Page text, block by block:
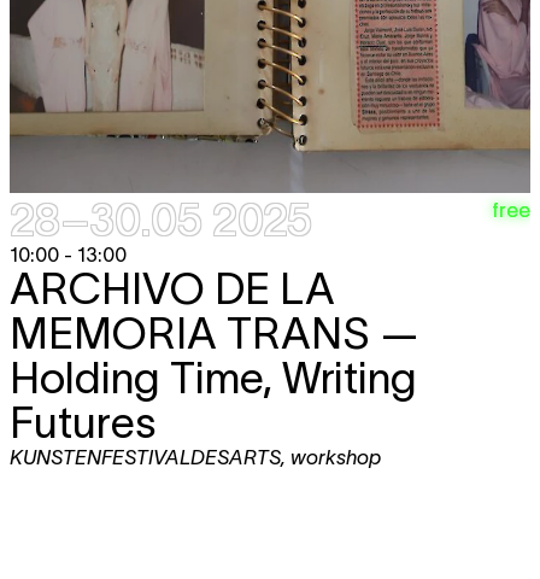
28–30.05 2025
10:00 - 13:00
free
ARCHIVO DE LA
MEMORIA TRANS —
Holding Time, Writing
Futures
KUNSTENFESTIVALDESARTS, workshop